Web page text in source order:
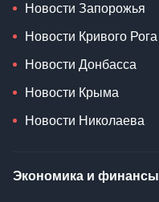
Новости Запорожья
Новости Кривого Рога
Новости Донбасса
Новости Крыма
Новости Николаева
Экономика и финансы